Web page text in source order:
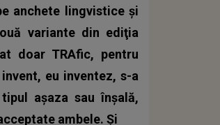
anchete lingvistice și
variante din ediţia
doar TRAfic, pentru
eu inventez, s-a
aşaza sau înşală,
ambele. Şi